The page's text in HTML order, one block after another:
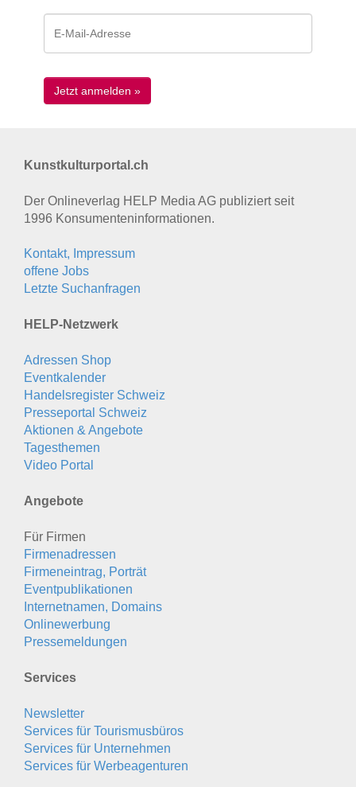
Kunstkulturportal.ch
Der Onlineverlag HELP Media AG publiziert seit
1996 Konsumenten­informationen.
Kontakt, Impressum
offene Jobs
Letzte Suchanfragen
HELP-Netzwerk
Adressen Shop
Eventkalender
Handelsregister Schweiz
Presseportal Schweiz
Aktionen & Angebote
Tagesthemen
Video Portal
Angebote
Für Firmen
Firmenadressen
Firmeneintrag, Porträt
Eventpublikationen
Internetnamen, Domains
Onlinewerbung
Pressemeldungen
Services
Newsletter
Services für Tourismusbüros
Services für Unternehmen
Services für Werbeagenturen